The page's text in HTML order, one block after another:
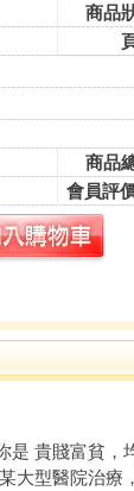
商品
商品
會員評
貴賤富貧，
大型醫院治療